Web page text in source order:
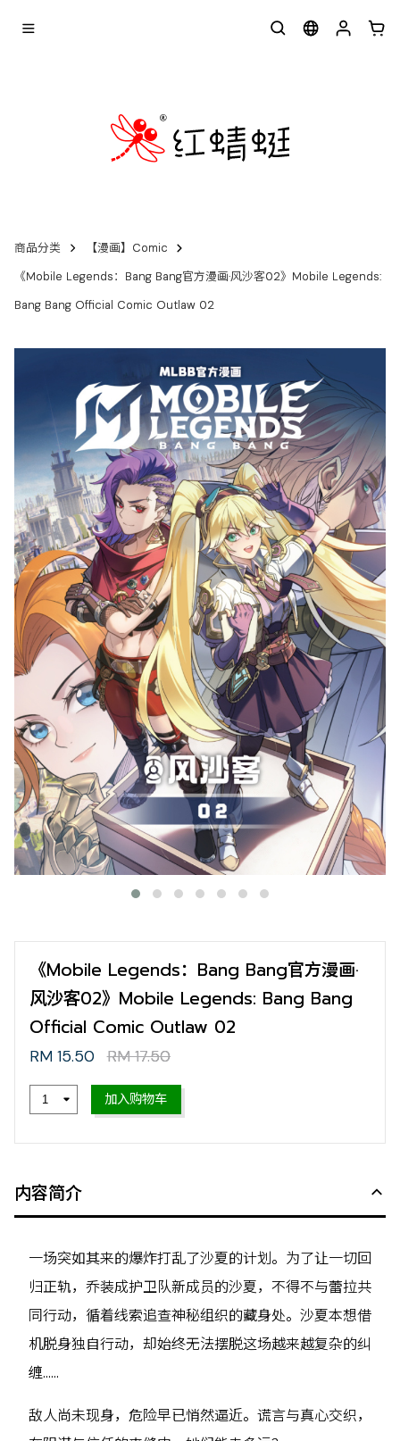
商品分类
【漫画】Comic
《Mobile Legends：Bang Bang官方漫画·风沙客02》Mobile Legends:
Bang Bang Official Comic Outlaw 02
《Mobile Legends：Bang Bang官方漫画·
风沙客02》Mobile Legends: Bang Bang
Official Comic Outlaw 02
RM 15.50 RM 17.50
加入购物车
内容简介
一场突如其来的爆炸打乱了沙夏的计划。为了让一切回
归正轨，乔装成护卫队新成员的沙夏，不得不与蕾拉共
同行动，循着线索追查神秘组织的藏身处。沙夏本想借
机脱身独自行动，却始终无法摆脱这场越来越复杂的纠
缠……
敌人尚未现身，危险早已悄然逼近。谎言与真心交织，